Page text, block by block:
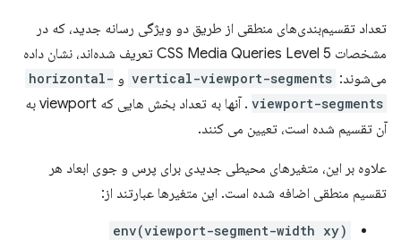
تعداد تقسیم‌بندی‌های منطقی از طریق دو ویژگی رسانه جدید، که در
مشخصات CSS Media Queries Level 5 تعریف شده‌اند، نشان داده
می‌شوند: vertical-viewport-segments و horizontal-
viewport-segments
. آنها به تعداد بخش هایی که viewport به
آن تقسیم شده است، تعیین می کنند.
علاوه بر این، متغیرهای محیطی جدیدی برای پرس و جوی ابعاد هر
تقسیم منطقی اضافه شده است. این متغیرها عبارتند از:
env(viewport-segment-width xy)